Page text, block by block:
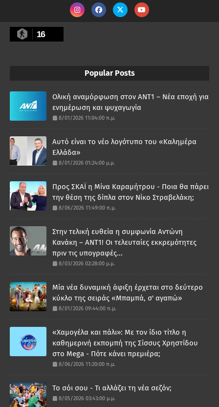
16
Popular Posts
Ολική αναμόρφωση στον ΑΝΤ1 – Νέα εποχή για
ενημέρωση και ψυχαγωγία
8/01/2026 11:04:00 π.μ.
Αυτό είναι το νέο λογότυπο του «Καλημέρα
Ελλάδα»
8/01/2026 01:24:00 μ.μ.
Προς ΣΚΑΪ η Μίνα Καραμήτρου - Ποια θα πάρει
την θέση της δίπλα στον Νίκο Στραβελάκη;
8/06/2026 11:49:00 π.μ.
Στην τελική ευθεία η συμφωνία Αντώνη
Κανάκη – ΑΝΤ1! Οι τελευταίες εκκρεμότητες
πριν τις υπογραφές...
8/03/2026 02:28:00 μ.μ.
Μία νέα δυναμική άφιξη έρχεται στο δεύτερο
κύκλο της σειράς «Μπαμπά, σ' αγαπώ»
8/01/2026 09:44:00 π.μ.
«Χαμογέλα και πάλι»: Με τον ίδιο τίτλο η
καθημερινή εκπομπή της Σίσσυς Χρηστίδου
στο Mega - Πότε κάνει πρεμιέρα;
8/06/2026 11:20:00 π.μ.
Το σόι σου - Τι αλλάζει τη νέα σεζόν;
8/05/2026 03:43:00 μ.μ.